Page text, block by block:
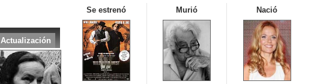
Actualización
Se estrenó Murió Nació